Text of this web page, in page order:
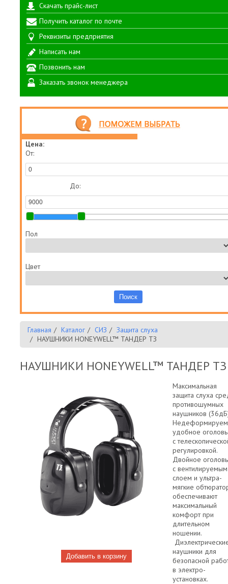
Скачать прайс-лист
Получить каталог по почте
Реквизиты предприятия
Написать нам
Позвонить нам
Заказать звонок менеджера
Цена:
От:
До:
Пол
Цвет
Главная Каталог СИЗ
Защита слуха
НАУШНИКИ HONEYWELL™ ТАНДЕР ТЗ
НАУШНИКИ HONEYWELL™ ТАНДЕР ТЗ
Максимальная
защита слуха
противошумных
наушников
удобное
с
регулировкой.
Двойное
с вентилируемым
слоем и ультра-
мягкие
обеспечивают
максимальный
комфорт при
длительном
ношении.
наушники для
безопасной
в электро-
установках.